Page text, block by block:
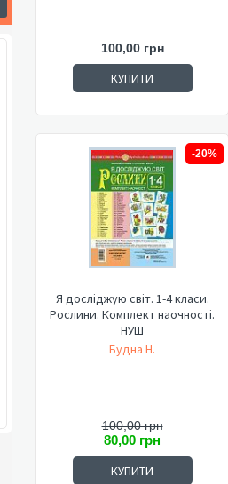
100,00 грн
КУПИТИ
-20%
Я досліджую світ. 1-4 класи.
Рослини. Комплект наочності.
НУШ
Будна Н.
100,00 грн
80,00 грн
КУПИТИ